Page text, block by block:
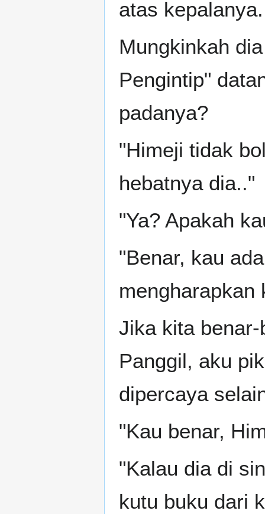
atas kepalanya.
Mungkinkah
Pengintip"
padanya?
"Himeji tidak
hebatnya dia.."
"Ya? Apakah
"Benar, kau
mengharapkan
Jika kita
Panggil, aku
dipercaya
"Kau benar,
"Kalau dia di
kutu buku dari